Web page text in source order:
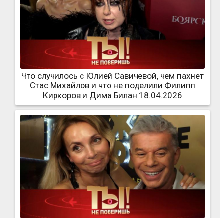
Что случилось с Юлией Савичевой, чем пахнет
Стас Михайлов и что не поделили Филипп
Киркоров и Дима Билан 18.04.2026